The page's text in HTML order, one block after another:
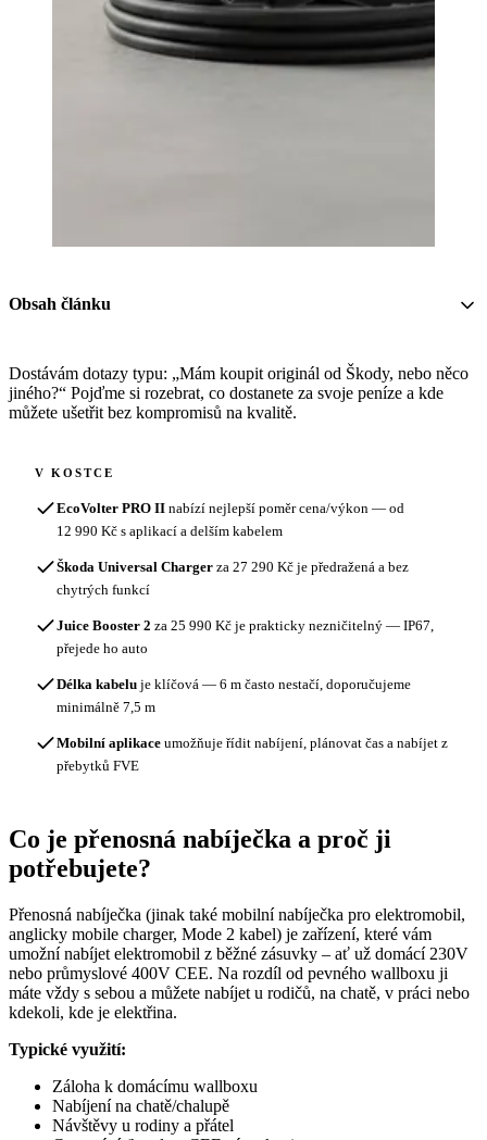
Obsah článku
Dostávám dotazy typu: „Mám koupit originál od Škody, nebo něco
jiného?“ Pojďme si rozebrat, co dostanete za svoje peníze a kde
můžete ušetřit bez kompromisů na kvalitě.
V KOSTCE
EcoVolter PRO II nabízí nejlepší poměr cena/výkon — od
12 990 Kč s aplikací a delším kabelem
Škoda Universal Charger za 27 290 Kč je předražená a bez
chytrých funkcí
Juice Booster 2 za 25 990 Kč je prakticky nezničitelný — IP67,
přejede ho auto
Délka kabelu je klíčová — 6 m často nestačí, doporučujeme
minimálně 7,5 m
Mobilní aplikace umožňuje řídit nabíjení, plánovat čas a nabíjet z
přebytků FVE
Co je přenosná nabíječka a proč ji
potřebujete?
Přenosná nabíječka (jinak také mobilní nabíječka pro elektromobil,
anglicky mobile charger, Mode 2 kabel) je zařízení, které vám
umožní nabíjet elektromobil z běžné zásuvky – ať už domácí 230V
nebo průmyslové 400V CEE. Na rozdíl od pevného wallboxu ji
máte vždy s sebou a můžete nabíjet u rodičů, na chatě, v práci nebo
kdekoli, kde je elektřina.
Typické využití:
Záloha k domácímu wallboxu
Nabíjení na chatě/chalupě
Návštěvy u rodiny a přátel